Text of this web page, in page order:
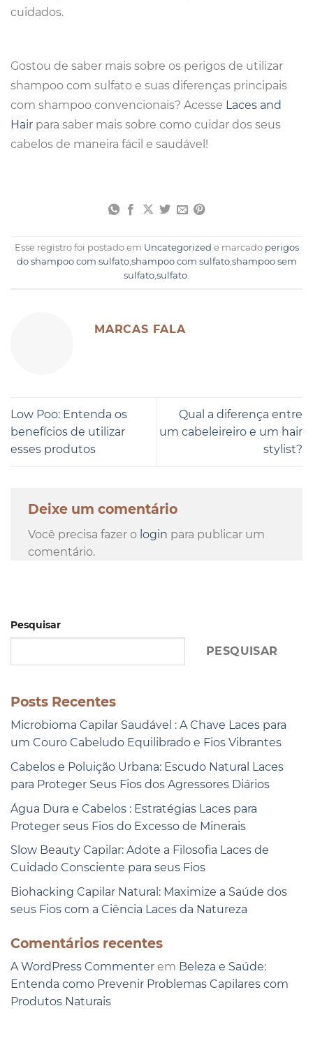
cuidados.
Gostou de saber mais sobre os perigos de utilizar
shampoo com sulfato e suas diferenças principais
com shampoo convencionais? Acesse Laces and
Hair para saber mais sobre como cuidar dos seus
cabelos de maneira fácil e saudável!
Esse registro foi postado em Uncategorized e marcado perigos
do shampoo com sulfato,shampoo com sulfato,shampoo sem
sulfato,sulfato.
MARCAS FALA
Low Poo: Entenda os
benefícios de utilizar
esses produtos
Qual a diferença entre
um cabeleireiro e um hair
stylist?
Deixe um comentário
Você precisa fazer o login para publicar um
comentário.
Pesquisar
PESQUISAR
Posts Recentes
Microbioma Capilar Saudável : A Chave Laces para
um Couro Cabeludo Equilibrado e Fios Vibrantes
Cabelos e Poluição Urbana: Escudo Natural Laces
para Proteger Seus Fios dos Agressores Diários
Água Dura e Cabelos : Estratégias Laces para
Proteger seus Fios do Excesso de Minerais
Slow Beauty Capilar: Adote a Filosofia Laces de
Cuidado Consciente para seus Fios
Biohacking Capilar Natural: Maximize a Saúde dos
seus Fios com a Ciência Laces da Natureza
Comentários recentes
A WordPress Commenter em Beleza e Saúde:
Entenda como Prevenir Problemas Capilares com
Produtos Naturais